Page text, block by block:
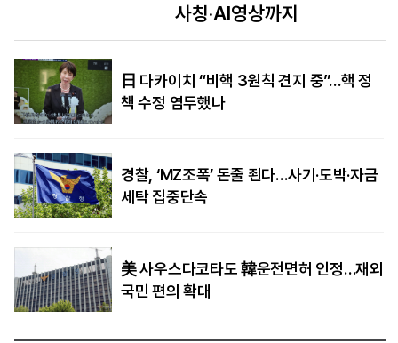
日 다카이치 “비핵 3원칙 견지 중”…핵 정
책 수정 염두했나
경찰, ‘MZ조폭’ 돈줄 죈다…사기·도박·자금
세탁 집중단속
美 사우스다코타도 韓운전면허 인정…재외
국민 편의 확대